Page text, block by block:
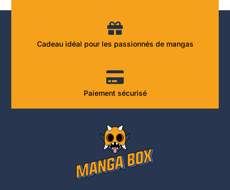
Cadeau idéal pour les passionnés de mangas
Paiement sécurisé